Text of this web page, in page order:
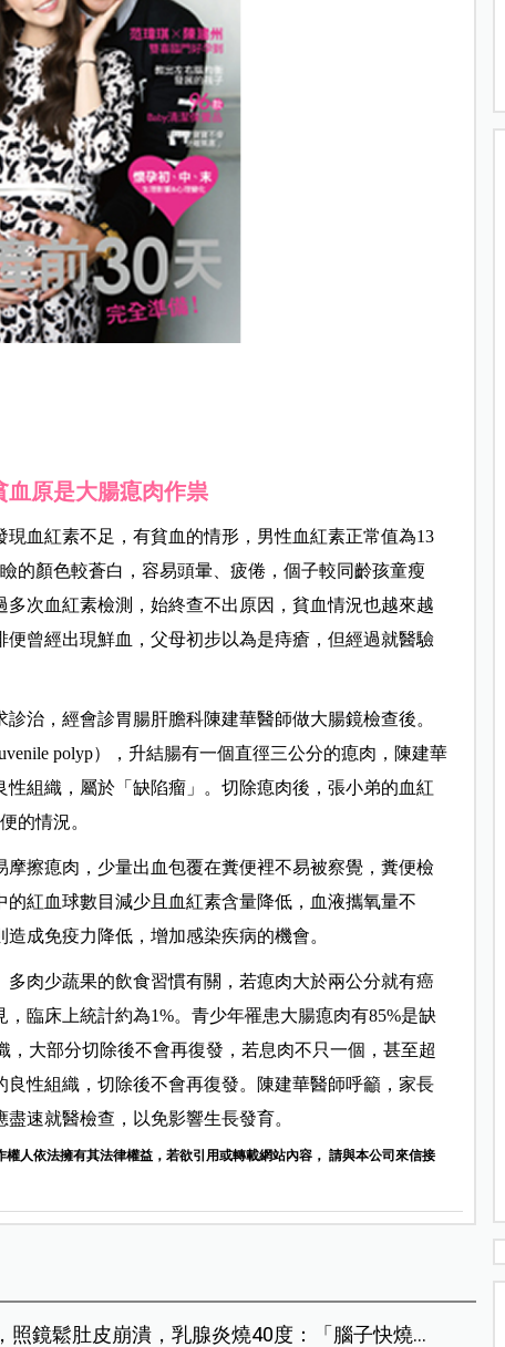
血原是大腸瘜肉作祟
血紅素不足，有貧血的情形，男性血紅素正常值為13
的顏色較蒼白，容易頭暈、疲倦，個子較同齡孩童瘦
次血紅素檢測，始終查不出原因，貧血情況也越來越
便曾經出現鮮血，父母初步以為是痔瘡，但經過就醫驗
治，經會診胃腸肝膽科陳建華醫師做大腸鏡檢查後。
polyp），升結腸有一個直徑三公分的瘜肉，陳建華
組織，屬於「缺陷瘤」。切除瘜肉後，張小弟的血紅
的情況。
擦瘜肉，少量出血包覆在糞便裡不易被察覺，糞便檢
紅血球數目減少且血紅素含量降低，血液攜氧量不
成免疫力降低，增加感染疾病的機會。
肉少蔬果的飲食習慣有關，若瘜肉大於兩公分就有癌
臨床上統計約為1%。青少年罹患大腸瘜肉有85%是缺
，大部分切除後不會再復發，若息肉不只一個，甚至超
性組織，切除後不會再復發。陳建華醫師呼籲，家長
速就醫檢查，以免影響生長發育。
人依法擁有其法律權益，若欲引用或轉載網站內容， 請與本公司來信接
鏡鬆肚皮崩潰，乳腺炎燒40度：「腦子快燒